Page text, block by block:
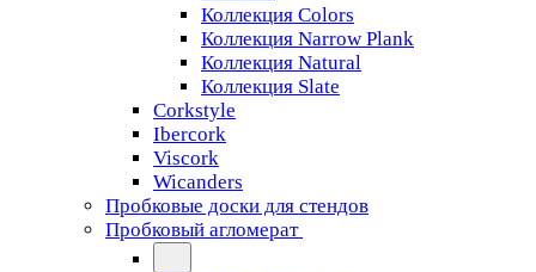
Коллекция Colors
Коллекция Narrow Plank
Коллекция Natural
Коллекция Slate
Corkstyle
Ibercork
Viscork
Wicanders
Пробковые доски для стендов
Пробковый агломерат